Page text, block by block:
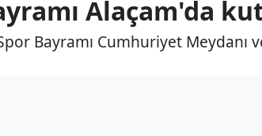
Alaçam'da
Bayramı Cumhuriyet